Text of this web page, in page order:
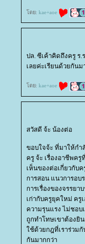
ดย: kae+aoe
ปล. ซีเค้าคิดถึงครู ร.
เลยค่ะเรียนด้วยกันม
ดย: kae+aoe
สวัสดี จ้ะ น้องต่อ
ขอบใจจ้ะ ที่มาให้กำ
ครู จ้ะ เรื่องอาชีพค
เห็นของต่อเกี่ยวกับ
การสอน แนวการอ
การเรื่องของจรรย
เก่ากับครูยุคใหม่ ครู
ความรุนแรง ไม่ชอ
ถูกทำโทษเขาต้องยิ
ช้ด้วยกฎที่เราร่วมกั
กันมากกว่า